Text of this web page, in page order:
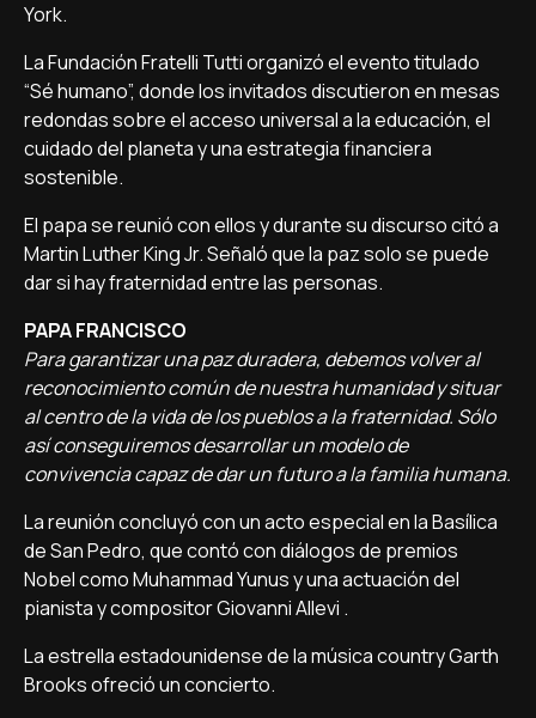
York.
La Fundación Fratelli Tutti organizó el evento titulado
“Sé humano”, donde los invitados discutieron en mesas
redondas sobre el acceso universal a la educación, el
cuidado del planeta y una estrategia financiera
sostenible.
El papa se reunió con ellos y durante su discurso citó a
Martin Luther King Jr. Señaló que la paz solo se puede
dar si hay fraternidad entre las personas.
PAPA FRANCISCO
Para garantizar una paz duradera, debemos volver al
reconocimiento común de nuestra humanidad y situar
al centro de la vida de los pueblos a la fraternidad. Sólo
así conseguiremos desarrollar un modelo de
convivencia capaz de dar un futuro a la familia humana.
La reunión concluyó con un acto especial en la Basílica
de San Pedro, que contó con diálogos de premios
Nobel como Muhammad Yunus y una actuación del
pianista y compositor Giovanni Allevi .
La estrella estadounidense de la música country Garth
Brooks ofreció un concierto.